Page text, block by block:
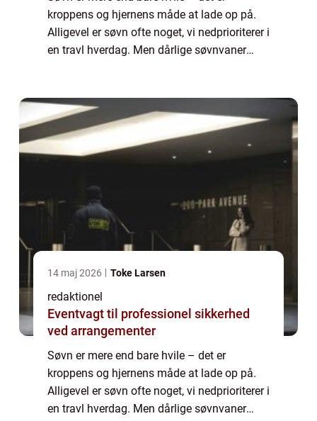
kroppens og hjernens måde at lade op på.
Alligevel er søvn ofte noget, vi nedprioriterer i
en travl hverdag. Men dårlige søvnvaner
14 maj 2026 Toke Larsen
redaktionel
Eventvagt til professionel sikkerhed
ved arrangementer
Søvn er mere end bare hvile – det er
kroppens og hjernens måde at lade op på.
Alligevel er søvn ofte noget, vi nedprioriterer i
en travl hverdag. Men dårlige søvnvaner